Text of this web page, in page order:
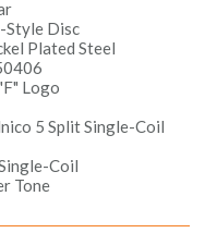
Style Disc
Plated Steel
Logo
5 Split Single-Coil
Coil
Tone